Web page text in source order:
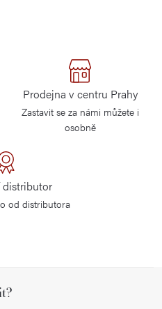
Prodejna v centru Prahy
Zastavit se za námi můžete i
osobně
od distributora